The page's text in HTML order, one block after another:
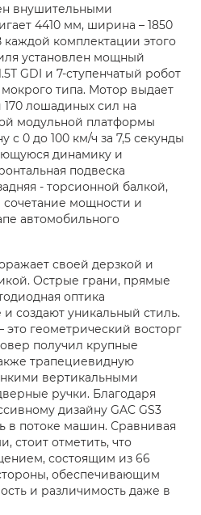
внушительными
4410 мм, ширина – 1850
комплектации этого
установлен мощный
GDI и 7-ступенчатый робот
типа. Мотор выдает
лошадиных сил на
модульной платформы
с 0 до 100 км/ч за 7,5 секунды
динамику и
подвеска
- торсионной балкой,
мощности и
автомобильного
своей дерзкой и
Острые грани, прямые
оптика
создают уникальный стиль.
геометрический восторг
получил крупные
трапециевидную
вертикальными
ручки. Благодаря
дизайну GAC GS3
в потоке машин. Сравнивая
стоит отметить, что
состоящим из 66
обеспечивающим
и различимость даже в